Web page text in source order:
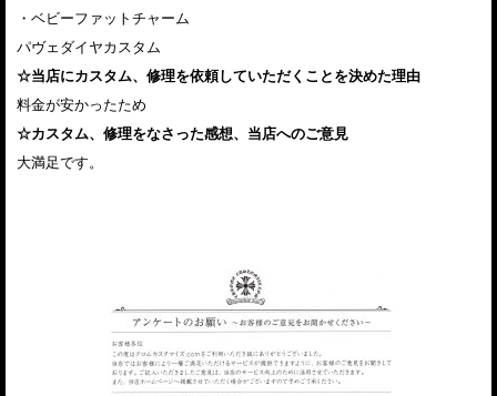
・ベビーファットチャーム
パヴェダイヤカスタム
☆当店にカスタム、修理を依頼していただくことを決めた理由
料金が安かったため
☆カスタム、修理をなさった感想、当店へのご意見
大満足です。